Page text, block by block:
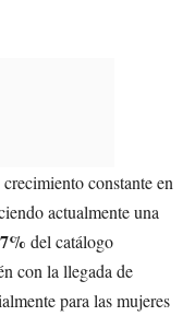
constante en
actualmente una
del catálogo
con la llegada de
para las mujeres